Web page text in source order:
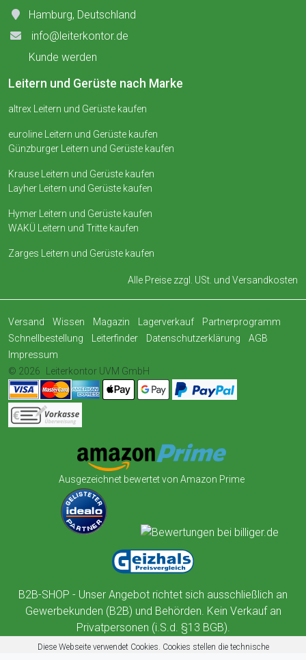
Hamburg, Deutschland
info@leiterkontor.de
Kunde werden
Leitern und Gerüste nach Marke
altrex Leitern und Gerüste kaufen
euroline Leitern und Gerüste kaufen
Günzburger Leitern und Gerüste kaufen
Krause Leitern und Gerüste kaufen
Layher Leitern und Gerüste kaufen
Hymer Leitern und Gerüste kaufen
WAKÜ Leitern und Tritte kaufen
Zarges Leitern und Gerüste kaufen
Alle Preise zzgl. USt. und Versandkosten
Versand Wissen Magazin Lagerverkauf
Partnerprogramm
Schnellbestellung
Leiterfinder Datenschutzerklärung
AGB
Impressum
© 2026
Leiterkontor UVM GmbH
Ausgezeichnet bewertet von Amazon Prime
B2B-SHOP - Unser Angebot richtet sich ausschließlich an
Gewerbekunden (B2B) und Behörden. Kein Verkauf an
Privatpersonen (i.S.d. §13 BGB).
Diese Webseite verwendet Cookies. Cookies stellen die technische